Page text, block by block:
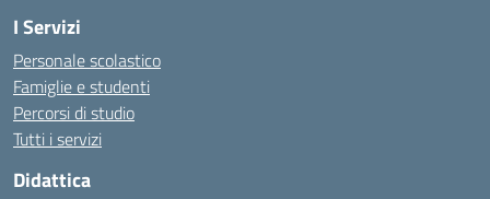
I Servizi
Personale scolastico
Famiglie e studenti
Percorsi di studio
Tutti i servizi
Didattica